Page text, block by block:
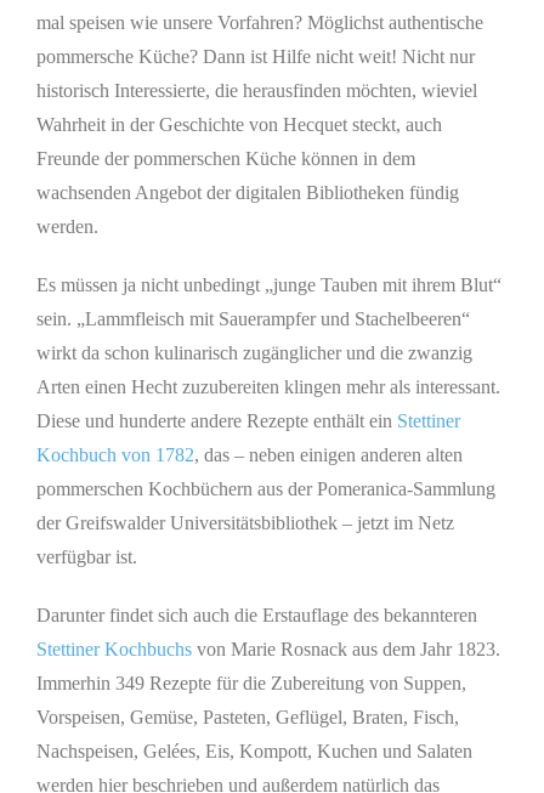
mal speisen wie unsere Vorfahren? Möglichst authentische
pommersche Küche? Dann ist Hilfe nicht weit! Nicht nur
historisch Interessierte, die herausfinden möchten, wieviel
Wahrheit in der Geschichte von Hecquet steckt, auch
Freunde der pommerschen Küche können in dem
wachsenden Angebot der digitalen Bibliotheken fündig
werden.
Es müssen ja nicht unbedingt „junge Tauben mit ihrem Blut“
sein. „Lammfleisch mit Sauerampfer und Stachelbeeren“
wirkt da schon kulinarisch zugänglicher und die zwanzig
Arten einen Hecht zuzubereiten klingen mehr als interessant.
Diese und hunderte andere Rezepte enthält ein Stettiner
Kochbuch von 1782, das – neben einigen anderen alten
pommerschen Kochbüchern aus der Pomeranica-Sammlung
der Greifswalder Universitätsbibliothek – jetzt im Netz
verfügbar ist.
Darunter findet sich auch die Erstauflage des bekannteren
Stettiner Kochbuchsvon Marie Rosnack aus dem Jahr 1823.
Immerhin 349 Rezepte für die Zubereitung von Suppen,
Vorspeisen, Gemüse, Pasteten, Geflügel, Braten, Fisch,
Nachspeisen, Gelées, Eis, Kompott, Kuchen und Salaten
werden hier beschrieben und außerdem natürlich das